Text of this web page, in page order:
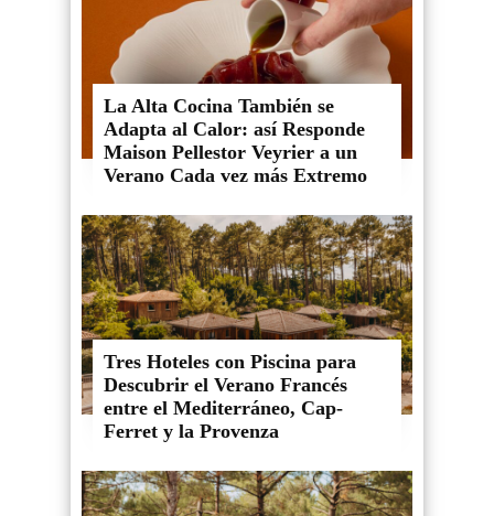
La Alta Cocina También se
Adapta al Calor: así Responde
Maison Pellestor Veyrier a un
Verano Cada vez más Extremo
Tres Hoteles con Piscina para
Descubrir el Verano Francés
entre el Mediterráneo, Cap-
Ferret y la Provenza